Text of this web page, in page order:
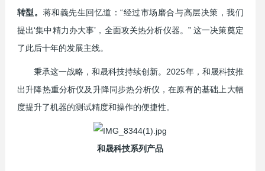
转型。 蒋和義先生回忆道：“经过市场磨合与高层决策，我们
提出‘集中精力办大事’，全面攻关热分析仪器。” 这一决策奠定
了此后十年的发展主线。
秉承这一战略，和晟科技持续创新。2025年，和晟科技推
出升降热重分析仪及升降同步热分析仪 ，在原有的基础上大幅
度提升了机器的测试精度和操作的便捷性。
和晟科技系列产品